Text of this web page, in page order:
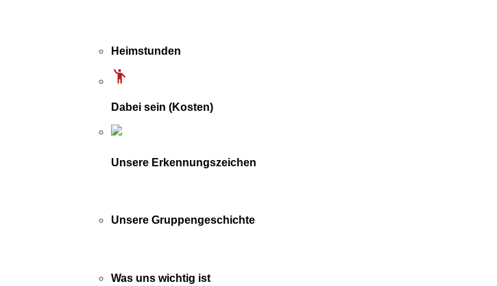
Heimstunden
Dabei sein (Kosten)
Unsere Erkennungszeichen
Unsere Gruppengeschichte
Was uns wichtig ist